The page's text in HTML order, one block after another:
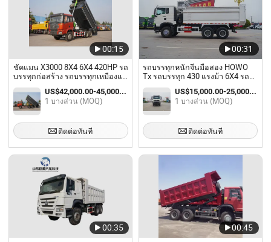
00:15
ชัคแมน X3000 8X4 6X4 420HP รถ
บรรทุกก่อสร้าง รถบรรทุกเหมืองแร่
รถบรรทุกขนส่ง รถบรรทุกดัมพ์
US$42,000.00-45,000.00 / บางส่วน
1 บางส่วน (MOQ)
ติดต่อทันที
00:31
รถบรรทุกหนักจีนมือสอง HOWO
Tx รถบรรทุก 430 แรงม้า 6X4 รถ
บรรทุกดัมพ์
US$15,000.00-25,000.00 / บางส่วน
1 บางส่วน (MOQ)
ติดต่อทันที
00:35 00:45